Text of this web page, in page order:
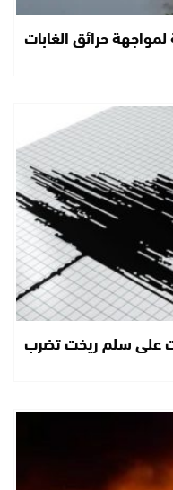
لمواجهة حرائق الغابات
بلغت قوتها 4.4 درجات على سلم ريخت تضرب